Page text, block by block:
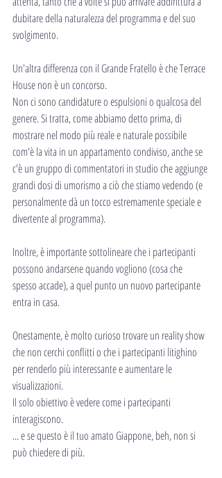
dubitare della naturalezza del programma e del suo
svolgimento.
Un'altra differenza con il Grande Fratello è che Terrace
House non è un concorso.
Non ci sono candidature o espulsioni o qualcosa del
genere. Si tratta, come abbiamo detto prima, di
mostrare nel modo più reale e naturale possibile
com'è la vita in un appartamento condiviso, anche se
c'è un gruppo di commentatori in studio che aggiunge
grandi dosi di umorismo a ciò che stiamo vedendo (e
personalmente dà un tocco estremamente speciale e
divertente al programma).
Inoltre, è importante sottolineare che i partecipanti
possono andarsene quando vogliono (cosa che
spesso accade), a quel punto un nuovo partecipante
entra in casa.
Onestamente, è molto curioso trovare un reality show
che non cerchi conflitti o che i partecipanti litighino
per renderlo più interessante e aumentare le
visualizzazioni.
Il solo obiettivo è vedere come i partecipanti
interagiscono.
... e se questo è il tuo amato Giappone, beh, non si
può chiedere di più.